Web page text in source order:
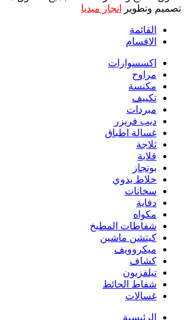
تصميم وتطوير
انجاز ميديا
القائمة
الاقسام
اكسسوارات
مراوح
مكنسة
تكييف
مبردات
ديب فريزر
غسالة اطباق
ثلاجة
قلاية
بوتجاز
خلاط يدوي
سخانات
دفاية
مكواه
شفاطات المطبخ
كيتشن ماشين
ميكروويف
كشاف
تيلفزيون
شفاط الحائط
غسالات
الرئيسية